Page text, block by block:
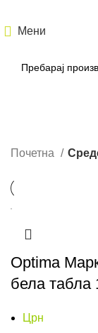
Мени
Почетна
Optima
бела табла
Црн